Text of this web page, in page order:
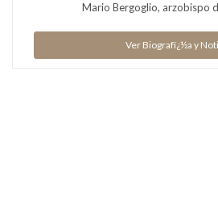
Mario Bergoglio, arzobispo
Ver Biografï¿½a y